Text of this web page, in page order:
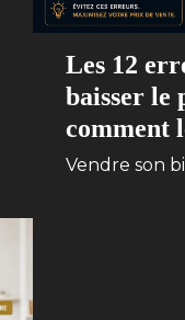
Les 12
baisser le
comment
Vendre son